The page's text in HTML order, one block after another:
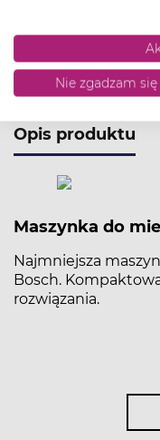
Opis produktu
Maszynka do
Najmniejsza
Bosch.
rozwiązania.
Moc
Nie zgadzam się